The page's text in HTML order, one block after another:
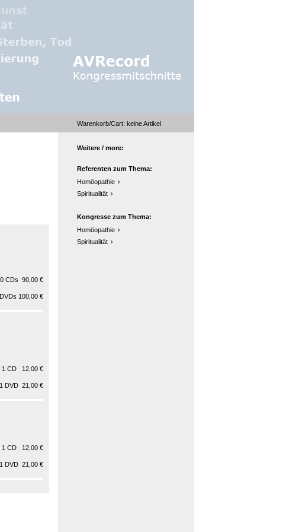
Warenkorb/Cart: keineArtikel
CDs 90,00 €
100,00 €
1 CD 12,00 €
1 DVD 21,00 €
1 CD 12,00 €
1 DVD 21,00 €
Weitere / more:
Referenten zum Thema:
Homöopathie
Spiritualität
Kongresse zum Thema:
Homöopathie
Spiritualität